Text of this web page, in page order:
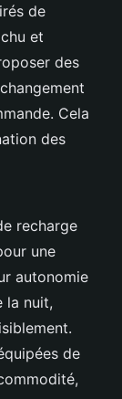
de
et
des
Cela
des
recharge
une
autonomie
la nuit,
de